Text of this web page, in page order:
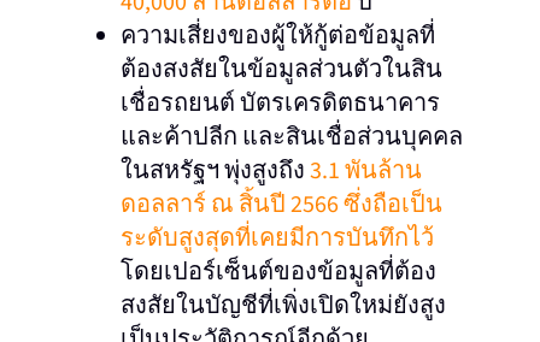
ความเสี่ยงของผู้ให้กู้ต่อข้อมูลที่
ต้องสงสัยในข้อมูลส่วนตัวในสิน
เชื่อรถยนต์ บัตรเครดิตธนาคาร
และค้าปลีก และสินเชื่อส่วนบุคคล
ในสหรัฐฯ พุ่งสูงถึง3.1 พันล้าน
ดอลลาร์ ณ สิ้นปี 2566 ซึ่งถือเป็น
ระดับสูงสุดที่เคยมีการบันทึกไว้
โดยเปอร์เซ็นต์ของข้อมูลที่ต้อง
สงสัยในบัญชีที่เพิ่งเปิดใหม่ยังสูง